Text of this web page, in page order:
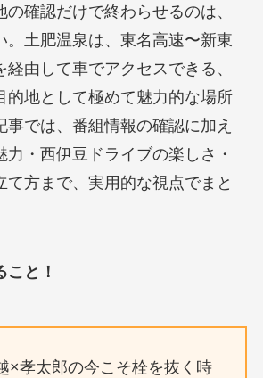
確認だけで終わらせるのは、
。土肥温泉は、東名高速〜新東
由して車でアクセスできる、
的地として極めて魅力的な場所
事では、番組情報の確認に加え
力・西伊豆ドライブの楽しさ・
て方まで、実用的な視点でまと
こと！
×孝太郎の今こそ栓を抜く時